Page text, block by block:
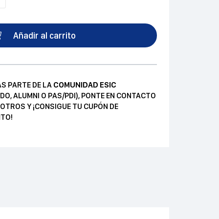
Añadir al carrito
PARTE DE LA COMUNIDAD ESIC
ALUMNI O PAS/PDI), PONTE EN CONTACTO
Y ¡CONSIGUE TU CUPÓN DE